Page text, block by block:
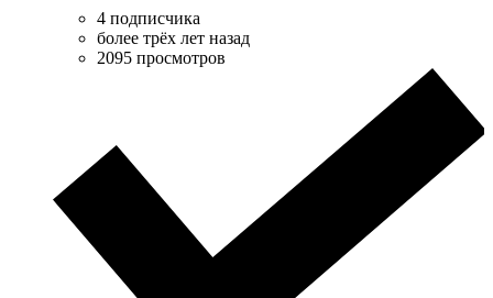
4 подписчика
более трёх лет назад
2095 просмотров